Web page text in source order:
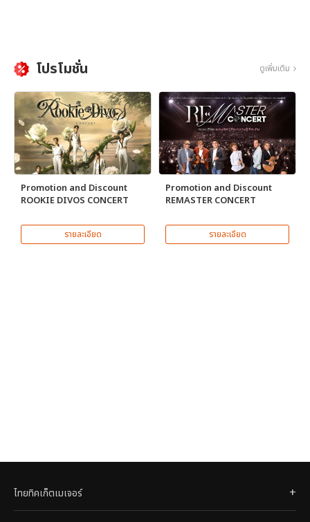
โปรโมชั่น ดูเพิ่มเติม
Promotion and Discount
ROOKIE DIVOS CONCERT
รายละเอียด
Promotion and Discount
REMASTER CONCERT
รายละเอียด
ไทยทิคเก็ตเมเจอร์